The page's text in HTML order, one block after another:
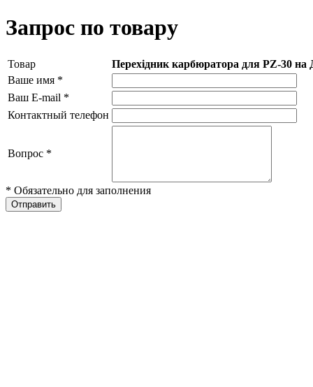
Запрос по товару
Товар
Перехідник карбюратора для PZ-30 на
Ваше имя *
Ваш E-mail *
Контактный телефон
Вопрос *
* Обязательно для заполнения
Отправить